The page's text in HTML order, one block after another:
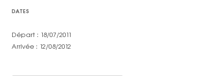
DATES
Départ : 18/07/2011
Arrivée : 12/08/2012